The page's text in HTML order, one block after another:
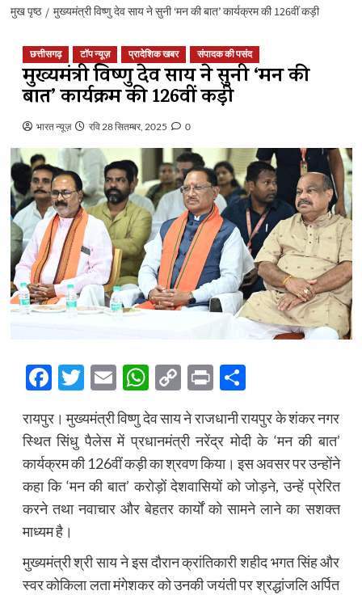
मुख पृष्ठ मुख्यमंत्री विष्णु देव साय ने सुनी ‘मन की बात’ कार्यक्रम की 126वीं कड़ी
छत्तीसगढ़ टॉप न्यूज़ प्रादेशिक खबर संपादक की पसंद
मुख्यमंत्री विष्णु देव साय ने सुनी ‘मन की
बात’ कार्यक्रम की 126वीं कड़ी
भारत न्यूज़ रवि 28 सितम्बर, 2025 0
Facebook
Twitter
EmailWhatsApp
Copy
Link
PrintShare
रायपुर। मुख्यमंत्री विष्णु देव साय ने राजधानी रायपुर के शंकर नगर
स्थित सिंधु पैलेस में प्रधानमंत्री नरेंद्र मोदी के ‘मन की बात’
कार्यक्रम की 126वीं कड़ी का श्रवण किया। इस अवसर पर उन्होंने
कहा कि ‘मन की बात’ करोड़ों देशवासियों को जोड़ने, उन्हें प्रेरित
करने तथा नवाचार और बेहतर कार्यों को सामने लाने का सशक्त
माध्यम है।
मुख्यमंत्री श्री साय ने इस दौरान क्रांतिकारी शहीद भगत सिंह और
स्वर कोकिला लता मंगेशकर को उनकी जयंती पर श्रद्धांजलि अर्पित